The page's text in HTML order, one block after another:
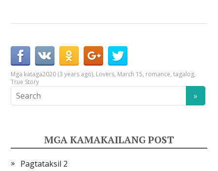
Mga kataga2020 (3 years ago), Lovers, March 15, romance,tagalog,
True Story
MGA KAMAKAILANG POST
Pagtataksil 2